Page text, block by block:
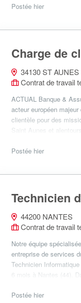
Postée hier
Charge de
34130 ST AUNES
Contrat de travail
ACTUAL Banque &
acteur européen
clientèle pour des
Saint Aunes et
Postée hier
Technicien
44200 NANTES
Contrat de travail
Notre équipe
entreprise de services
Technicien
6 mois à Nantes (44).
Postée hier